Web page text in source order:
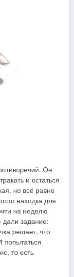
Он
и остаться
но всё равно
находка для
на неделю
задание:
решает, что
попытаться
то есть